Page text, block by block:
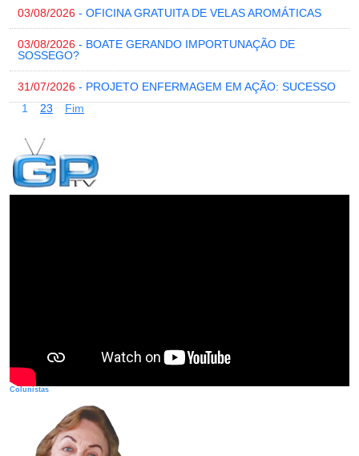
03/08/2026 - OFICINA GRATUITA DE VELAS AROMÁTICAS
03/08/2026 - BOATE GERANDO IMPORTUNAÇÃO DE
SOSSEGO?
31/07/2026 - PROJETO ENFERMAGEM EM AÇÃO: SUCESSO
1
23 Fim
Colunistas